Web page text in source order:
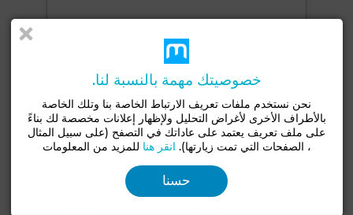
+11 صور
خصوصيتك مهمة بالنسبة لنا.
نحن نستخدم ملفات تعريف الارتباط الخاصة بنا وتلك الخاصة
بالأطراف الأخرى لأغراض التحليل ولإظهار إعلانات مخصصة لك بناءً
على ملف تعريف يعتمد على عاداتك في التصفح (على سبيل المثال
، الصفحات التي تمت زيارتها). انقر هنا للمزيد من المعلومات
حسنا